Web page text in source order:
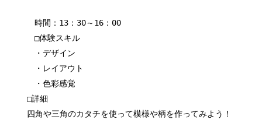
時間：13：30～16：00
□体験スキル
・デザイン
・レイアウト
・色彩感覚
□詳細
四角や三角のカタチを使って模様や柄を作ってみよう！